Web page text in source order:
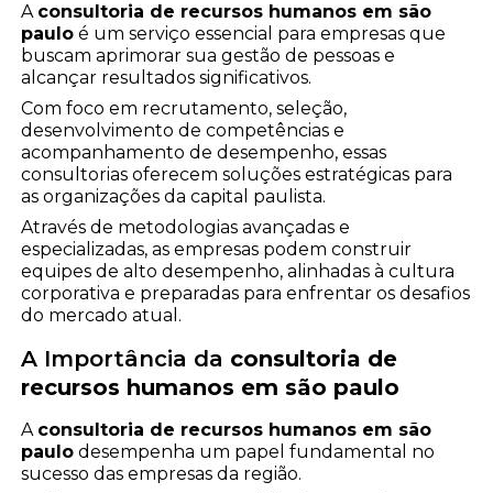
A consultoria de recursos humanos em são
paulo é um serviço essencial para empresas que
buscam aprimorar sua gestão de pessoas e
alcançar resultados significativos.
Com foco em recrutamento, seleção,
desenvolvimento de competências e
acompanhamento de desempenho, essas
consultorias oferecem soluções estratégicas para
as organizações da capital paulista.
Através de metodologias avançadas e
especializadas, as empresas podem construir
equipes de alto desempenho, alinhadas à cultura
corporativa e preparadas para enfrentar os desafios
do mercado atual.
A Importância da consultoria de
recursos humanos em são paulo
A consultoria de recursos humanos em são
paulo desempenha um papel fundamental no
sucesso das empresas da região.